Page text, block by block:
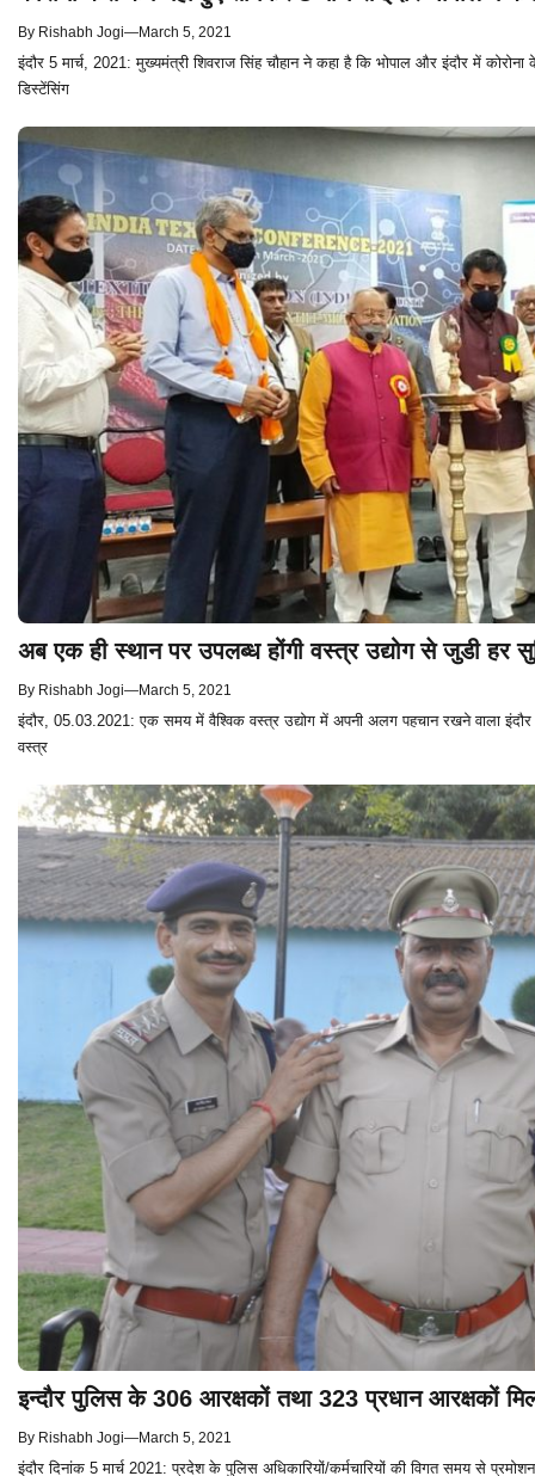
By Rishabh Jogi—March 5, 2021
इंदौर 5 मार्च, 2021: मुख्यमंत्री शिवराज सिंह चौहान ने कहा है कि भोपाल और इंदौर में
डिस्टेंसिंग
अब एक ही स्थान पर उपलब्ध होंगी वस्त्र उद्योग से जुडी हर
By Rishabh Jogi—March 5, 2021
इंदौर, 05.03.2021: एक समय में वैश्विक वस्त्र उद्योग में अपनी अलग पहचान रखने वाला
वस्त्र
इन्दौर पुलिस के 306 आरक्षकों तथा 323 प्रधान आरक्षकों
By Rishabh Jogi—March 5, 2021
इंदौर दिनांक 5 मार्च 2021: प्रदेश के पुलिस अधिकारियों/कर्मचारियों की विगत समय से